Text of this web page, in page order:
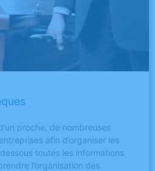
proche, de nombreuses
afin d’organiser les
toutes les informations
l’organisation des